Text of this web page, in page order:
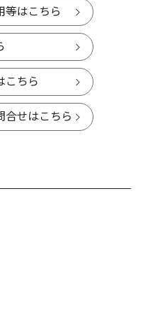
等はこちら
こちら
合せはこちら